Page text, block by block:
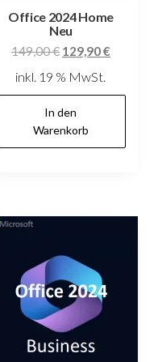
Office 2024 Home
Neu
149,00€ Ursprünglicher
149,00 €
129,90€
inkl. 19 % MwSt.
In den
Warenkorb